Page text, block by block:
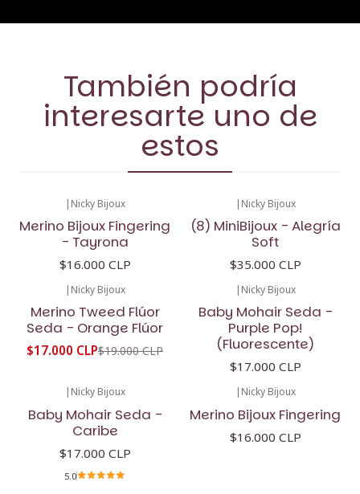
También podría
interesarte uno de
estos
| Nicky Bijoux
Merino Bijoux Fingering
- Tayrona
$16.000 CLP
| Nicky Bijoux
(8) MiniBijoux - Alegría
Soft
$35.000 CLP
| Nicky Bijoux
Merino Tweed Flúor
Seda - Orange Flúor
$17.000 CLP$19.000 CLP
| Nicky Bijoux
Baby Mohair Seda -
Purple Pop!
(Fluorescente)
$17.000 CLP
| Nicky Bijoux
Baby Mohair Seda -
Caribe
$17.000 CLP
5.0
| Nicky Bijoux
Merino Bijoux Fingering
$16.000 CLP